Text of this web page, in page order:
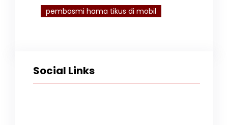
pembasmi hama tikus di mobil
Social Links